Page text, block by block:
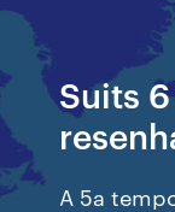
Suits
A 5a